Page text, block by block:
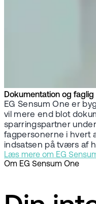
Dokumentation og
EG Sensum One er
vil mere end blot
sparringspartner
fagpersonerne i hvert
indsatsen på tværs af
Læs mere om EG
Om EG Sensum One